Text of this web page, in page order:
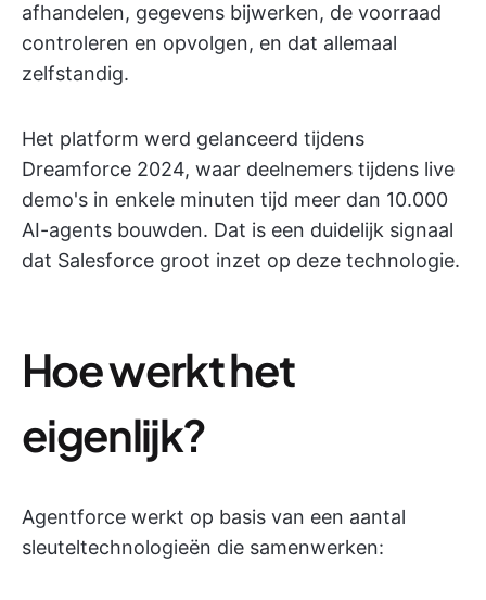
afhandelen, gegevens bijwerken, de voorraad
controleren en opvolgen, en dat allemaal
zelfstandig.
Het platform werd gelanceerd tijdens
Dreamforce 2024, waar deelnemers tijdens live
demo's in enkele minuten tijd meer dan 10.000
AI-agents bouwden. Dat is een duidelijk signaal
dat Salesforce groot inzet op deze technologie.
Hoe werkt het
eigenlijk?
Agentforce werkt op basis van een aantal
sleuteltechnologieën die samenwerken: